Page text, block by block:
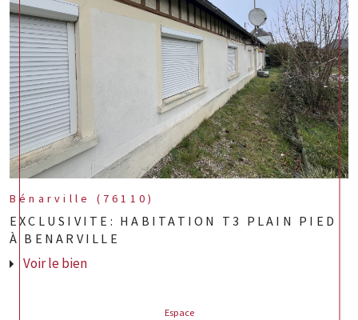
Bénarville (76110)
EXCLUSIVITE: HABITATION T3 PLAIN PIED
À BENARVILLE
Voir le bien
Espace